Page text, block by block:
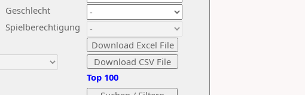
Geschlecht
Spielberechtigung
Top 100